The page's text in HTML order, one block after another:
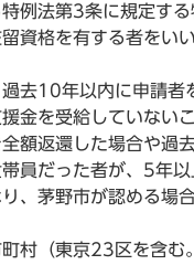
例法第3条に規定す
資格を有する者をい
去10年以内に申請者
援金を受給していない
額返還した場合や過
員だった者が、5年
、茅野市が認める場
村（東京23区を含む